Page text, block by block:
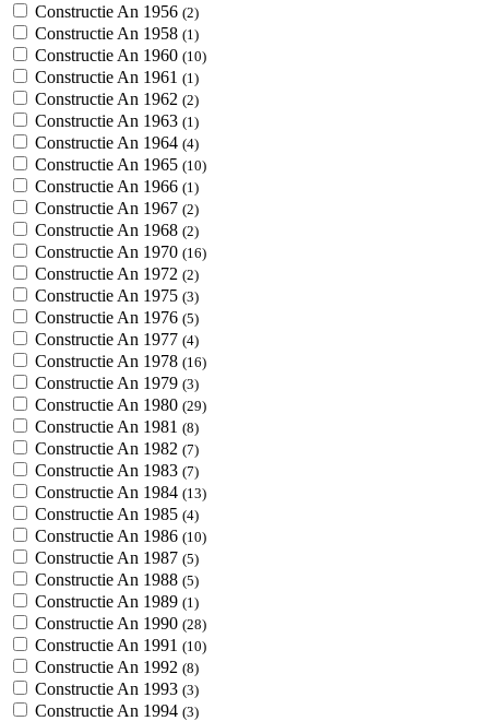
Constructie An 1956 (2)
Constructie An 1958 (1)
Constructie An 1960 (10)
Constructie An 1961 (1)
Constructie An 1962 (2)
Constructie An 1963 (1)
Constructie An 1964 (4)
Constructie An 1965 (10)
Constructie An 1966 (1)
Constructie An 1967 (2)
Constructie An 1968 (2)
Constructie An 1970 (16)
Constructie An 1972 (2)
Constructie An 1975 (3)
Constructie An 1976 (5)
Constructie An 1977 (4)
Constructie An 1978 (16)
Constructie An 1979 (3)
Constructie An 1980 (29)
Constructie An 1981 (8)
Constructie An 1982 (7)
Constructie An 1983 (7)
Constructie An 1984 (13)
Constructie An 1985 (4)
Constructie An 1986 (10)
Constructie An 1987 (5)
Constructie An 1988 (5)
Constructie An 1989 (1)
Constructie An 1990 (28)
Constructie An 1991 (10)
Constructie An 1992 (8)
Constructie An 1993 (3)
Constructie An 1994 (3)